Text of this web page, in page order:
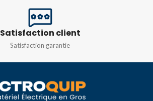
Satisfaction client
Satisfaction garantie